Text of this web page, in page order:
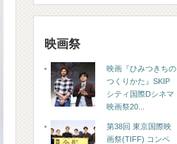
映画祭
映画『ひみつきちの
つくりかた』SKIP
シティ国際Dシネマ
映画祭20...
第38回 東京国際映
画祭(TIFF) コンペ